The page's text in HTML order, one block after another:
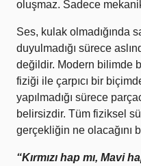
oluşmaz. Sadece
Ses, kulak olmadığında
duyulmadığı sürece
değildir. Modern bilimde
fiziği ile çarpıcı bir
yapılmadığı sürece
belirsizdir. Tüm fiziksel
gerçekliğin ne olacağını
“Kırmızı hap mı, Mavi